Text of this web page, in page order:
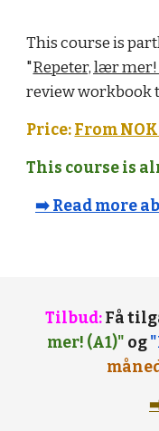
This course is
"Repeter, lær mer!
review workbook
Price:From NOK
This course is
➡️ Read more
Tilbud:Få
mer! (A1)" og